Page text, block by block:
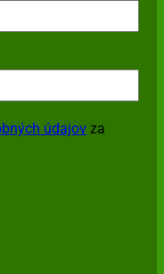
údajov za